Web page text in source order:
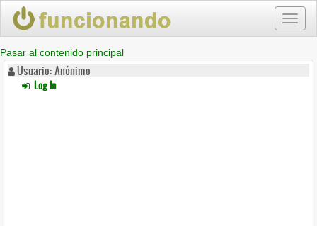
Pasar al contenido principal
Usuario: Anónimo
Log In